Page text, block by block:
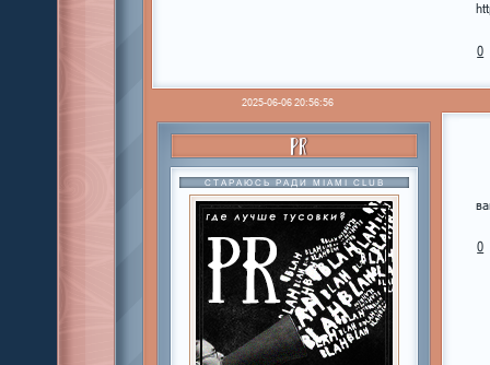
0
2025-06-06 20:56:56
PR
СТАРАЮСЬ РАДИ MIAMI CLUB
0